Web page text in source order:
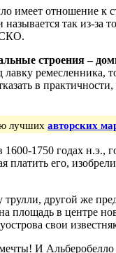
имеет отношение к
так из-
строения –
в
лучших авторских
1600-1750 годах
его,
другой же
площадь в центре
свои
И